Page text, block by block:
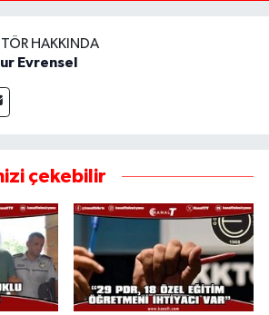
HAKKINDA
Evrensel
çekebilir